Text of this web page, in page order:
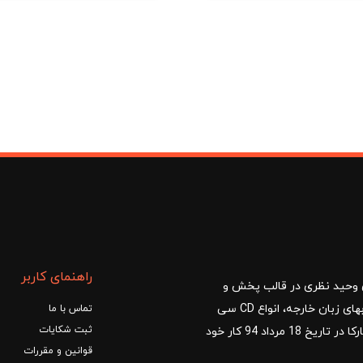
با مدیریت آقای وحید نظری در قالب پخش و
توزیع کتب درسی و کمک آموزشی، کتب دانشگاهی، کتابهای زبان خارجه، انواع CD سی
دی و DVD دی وی دی شروع کرد.فروشگاه آنلاین کتاب مارکا در تاریخ 18 مرداد 94 کار خود
راهنمای کاربر
تماس با ما
ثبت شکایات
قوانین و مقررات